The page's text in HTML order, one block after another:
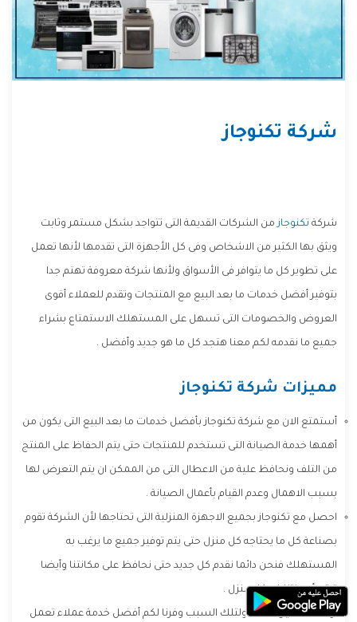
شركة تكنوجاز
شركة تكنوجازمن الشركات القديمة التى تتواجد بشكل مستمر وثابت
ويثق بها الكثير من الاشخاص وفى كل الأجهزة التى تقدمها لأنها تعمل
على تطوير كل ما يتوافر فى الأسواق ولأنها شركة معروفة تهتم جدا
بتوفير أفضل خدمات ما بعد البيع مع المنتجات وتقدم للعملاء أقوى
العروض والخصومات التى تسهل على المستهلك الاستمتاع بشراء
جميع ما نقدمه لكم معنا هتجد كل ما هو جديد وأفضل .
مميزات شركة تكنوجاز
أستمتع الان مع شركة تكنوجاز بأفضل خدمات ما بعد البيع التى يكون من
أهمها خدمة الصيانة التى تستخدم للمنتجات حتى يتم الحفاظ على المنتج
من التلف ونحافظ علية من الاعطال التى من الممكن ان يتم التعرض لها
بسبب الاهمال وعدم القيام بأعمال الصيانة .
احصل مع تكنوجاز بجميع الاجهزة المنزلية التى تحتاجها لأن الشركة تقوم
بصناعة كل ما يحتاجه كل منزل حتى يتم توفير جميع ما يرغب به
المستهلك فنحن دائما نقدم كل جديد حتى نحافظ على مكانتنا وأيضا
تبقى أجهزتنا فى كل منزل .
أرضاء العميل هدفنا ولتلك السبب وفرنا لكم أفضل خدمة عملاء تعمل